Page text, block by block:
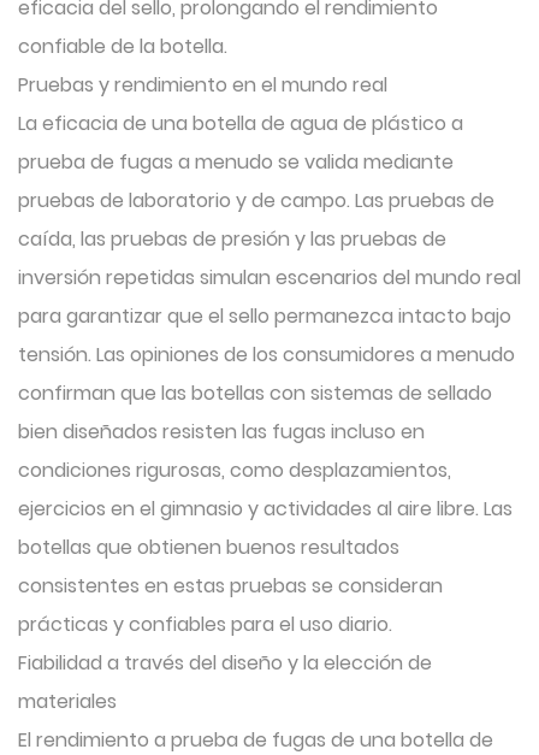
eficacia del sello, prolongando el rendimiento
confiable de la botella.
Pruebas y rendimiento en el mundo real
La eficacia de una botella de agua de plástico a
prueba de fugas a menudo se valida mediante
pruebas de laboratorio y de campo. Las pruebas de
caída, las pruebas de presión y las pruebas de
inversión repetidas simulan escenarios del mundo real
para garantizar que el sello permanezca intacto bajo
tensión. Las opiniones de los consumidores a menudo
confirman que las botellas con sistemas de sellado
bien diseñados resisten las fugas incluso en
condiciones rigurosas, como desplazamientos,
ejercicios en el gimnasio y actividades al aire libre. Las
botellas que obtienen buenos resultados
consistentes en estas pruebas se consideran
prácticas y confiables para el uso diario.
Fiabilidad a través del diseño y la elección de
materiales
El rendimiento a prueba de fugas de una botella de